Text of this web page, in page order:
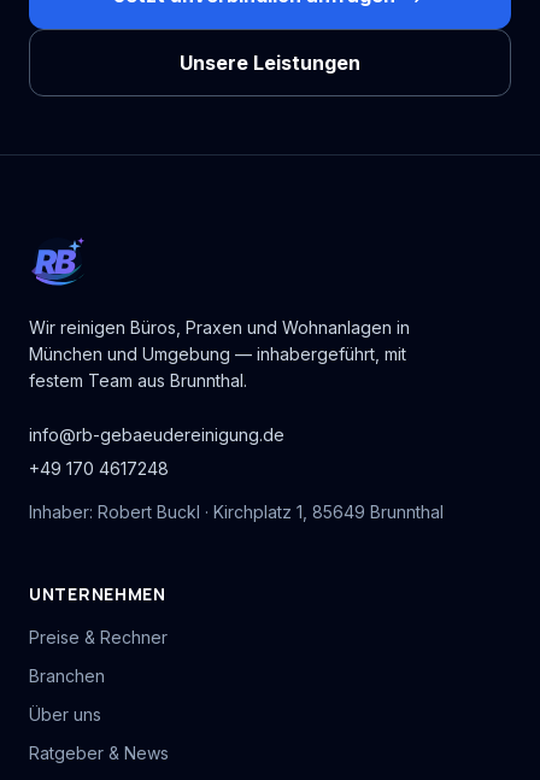
Unsere Leistungen
RB
Wir reinigen Büros, Praxen und Wohnanlagen in
München und Umgebung — inhabergeführt, mit
festem Team aus Brunnthal.
info@rb-gebaeudereinigung.de
+49 170 4617248
Inhaber: Robert Buckl · Kirchplatz 1, 85649 Brunnthal
UNTERNEHMEN
Preise & Rechner
Branchen
Über uns
Ratgeber & News